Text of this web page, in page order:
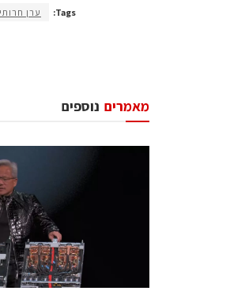
Tags: ערן חרותי
נוספים מאמרים